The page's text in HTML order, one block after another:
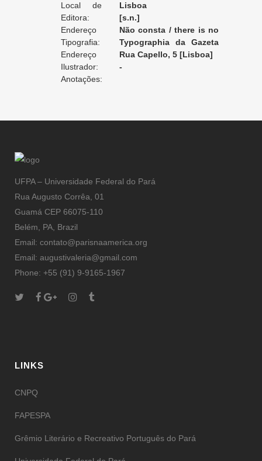
Local de
Edição:
Lisboa
Editora:
[s.n.]
Endereço
da Editora:
Não consta / there is no
record / non enregistré
Tipografia:
Typographia da Gazeta
de Portugal
Endereço
da Tipografia:
Rua Capello, 5 [Lisboa]
Ilustrador:
-
Anotações:
UFPA – Universidade Federal do Pará
Rua Augusto Corrêa, 01
Guamá CEP 66075-110
Belém, PA, Brazil
Email: contato@parisnaamerica.org
Email: augustivaleria@gmail.com
Phone: +55 (91) 9-9165-1967
LINKS
CNPQ
FAPESPA
Grêmio Literário e Recreativo Português do Pará